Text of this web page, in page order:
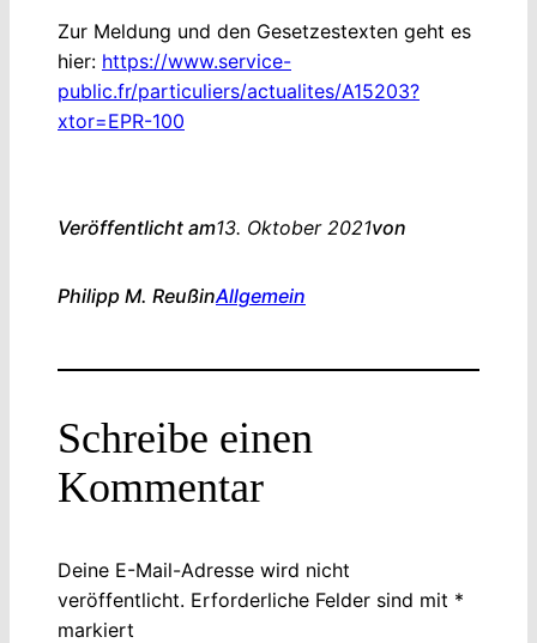
Zur Meldung und den Gesetzestexten geht es
hier: https://www.service-
public.fr/particuliers/actualites/A15203?
xtor=EPR-100
Veröffentlicht am13. Oktober 2021von
Philipp M. ReußinAllgemein
Schreibe einen
Kommentar
Deine E-Mail-Adresse wird nicht
veröffentlicht. Erforderliche Felder sind mit *
markiert